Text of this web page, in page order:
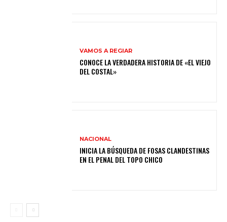
VAMOS A REGIAR
CONOCE LA VERDADERA HISTORIA DE «EL VIEJO
DEL COSTAL»
NACIONAL
INICIA LA BÚSQUEDA DE FOSAS CLANDESTINAS
EN EL PENAL DEL TOPO CHICO